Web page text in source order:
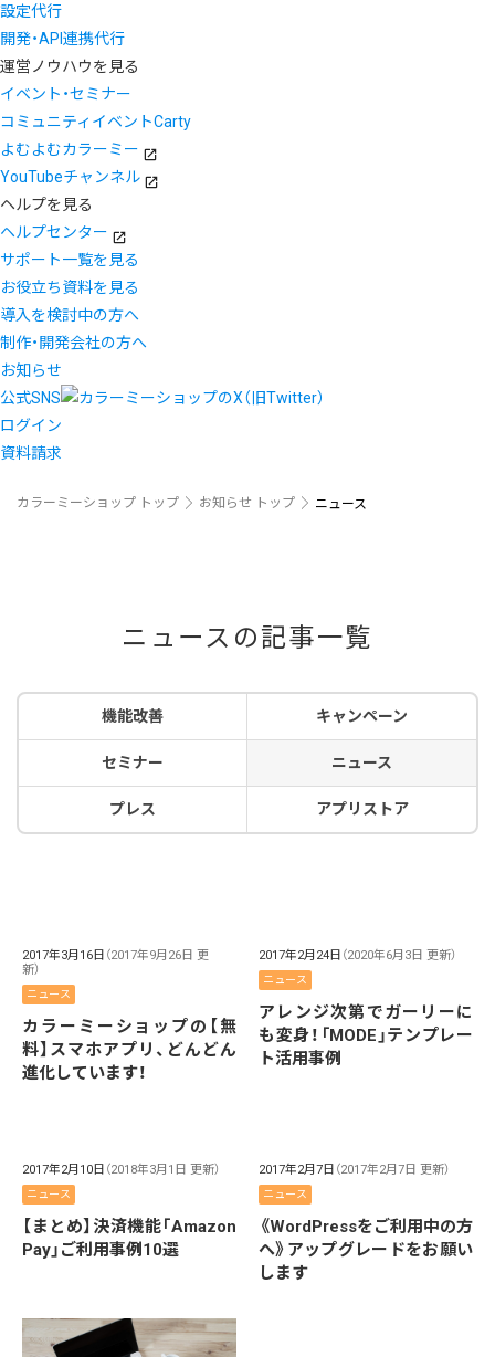
設定代行
開発・API連携代行
運営ノウハウを見る
イベント・セミナー
コミュニティイベントCarty
よむよむカラーミー
YouTubeチャンネル
ヘルプを見る
ヘルプセンター
サポート一覧を見る
お役立ち資料を見る
導入を検討中の方へ
制作・開発会社の方へ
お知らせ
公式SNS
ログイン
資料請求
カラーミーショップ トップ お知らせ トップ ニュース
ニュースの記事一覧
機能改善 キャンペーン
セミナー ニュース
プレス アプリストア
2017年3月16日 （2017年9月26日 更
新）
ニュース
カラーミーショップの【無
料】スマホアプリ、どんどん
進化しています！
2017年2月24日 （2020年6月3日 更新）
ニュース
アレンジ次第でガーリーに
も変身！「MODE」テンプレー
ト活用事例
2017年2月10日 （2018年3月1日 更新）
ニュース
【まとめ】決済機能「Amazon
Pay」ご利用事例10選
2017年2月7日 （2017年2月7日 更新）
ニュース
《WordPressをご利用中の方
へ》アップグレードをお願い
します